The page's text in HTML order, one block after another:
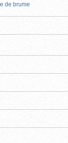
de brume